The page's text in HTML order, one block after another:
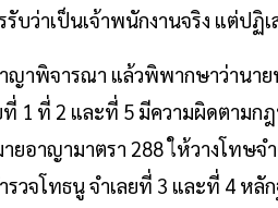
รับว่าเป็นเจ้าพนักงานจริง แต่ปฏิ
ญาพิจารณา แล้วพิพากษาว่านาย
ที่ 1 ที่ 2 และที่ 5 มีความผิดตาม
ยอาญามาตรา 288 ให้วางโทษจ
รวจโทธนู จำเลยที่ 3 และที่ 4 ห